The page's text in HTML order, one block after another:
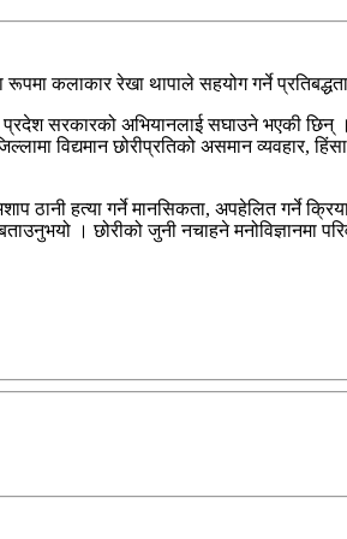
कलाकार रेखा थापाले सहयोग गर्ने
प्रदेश सरकारको अभियानलाई सघाउने भएकी
छोरीप्रतिको असमान व्यवहार,
ठानी हत्या गर्ने मानसिकता, अपहेलित गर्ने
। छोरीको जुनी नचाहने मनोविज्ञानमा